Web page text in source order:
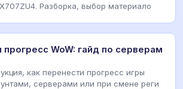
Разборка, выбор материало
прогресс WoW: гайд по серверам
как перенести прогресс игры
серверами или при смене реги